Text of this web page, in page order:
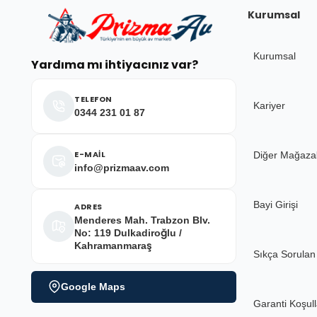
M... Y... | 10/05/2026
Deneyimini Paylaş
Yardıma mı ihtiyacınız var?
TELEFON
0344 231 01 87
E-MAİL
info@prizmaav.com
ADRES
Menderes Mah. Trabzon Blv.
No: 119 Dulkadiroğlu /
Kahramanmaraş
Google Maps
Kurumsal
Kurumsal
Kariyer
Diğer
Bayi Girişi
Sıkça
Garanti